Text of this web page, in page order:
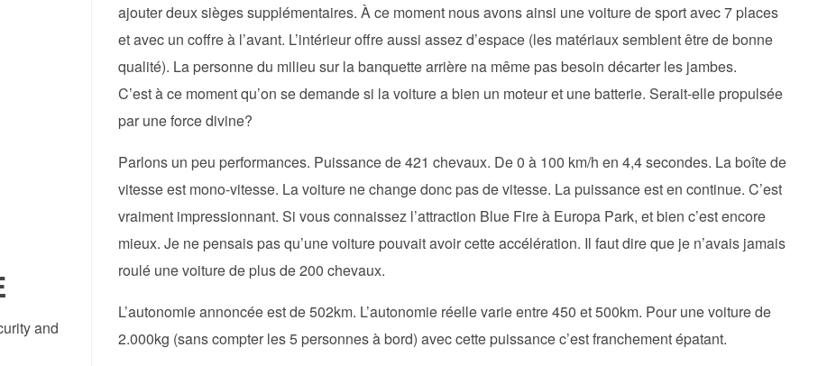
and
ajouter deux sièges supplémentaires. À ce moment nous avons ainsi une voiture de sport avec 7 places
et avec un coffre à l’avant. L’intérieur offre aussi assez d’espace (les matériaux semblent être de bonne
qualité). La personne du milieu sur la banquette arrière na même pas besoin décarter les jambes.
C’est à ce moment qu’on se demande si la voiture a bien un moteur et une batterie. Serait-elle propulsée
par une force divine?
Parlons un peu performances. Puissance de 421 chevaux. De 0 à 100 km/h en 4,4 secondes. La boîte de
vitesse est mono-vitesse. La voiture ne change donc pas de vitesse. La puissance est en continue. C’est
vraiment impressionnant. Si vous connaissez l’attraction Blue Fire à Europa Park, et bien c’est encore
mieux. Je ne pensais pas qu’une voiture pouvait avoir cette accélération. Il faut dire que je n’avais jamais
roulé une voiture de plus de 200 chevaux.
L’autonomie annoncée est de 502km. L’autonomie réelle varie entre 450 et 500km. Pour une voiture de
2.000kg (sans compter les 5 personnes à bord) avec cette puissance c’est franchement épatant.